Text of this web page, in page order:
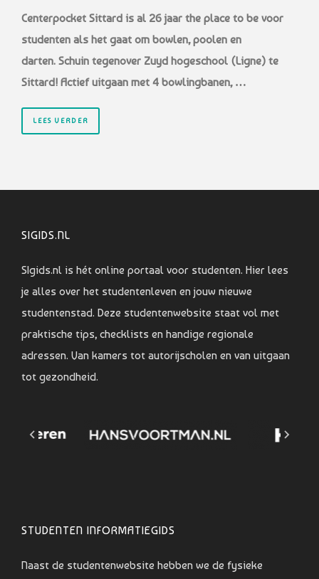
Centerpocket Sittard is al 26 jaar the place to be voor
studenten als het gaat om bowlen, poolen en
darten. Schuin tegenover Zuyd hogeschool (Ligne) te
Sittard! Actief uitgaan met 4 bowlingbanen, …
LEES VERDER
SIGIDS.NL
SIgids.nl is hét online portaal voor studenten. Hier lees
je alles over het studentenleven en jouw nieuwe
studentenstad. Deze studentenwebsite staat vol met
praktische tips, checklists en handige regionale
adressen. Van kamers tot autorijscholen en van uitgaan
tot gezondheid.
STUDENTEN INFORMATIEGIDS
Naast de studentenwebsite hebben we de fysieke